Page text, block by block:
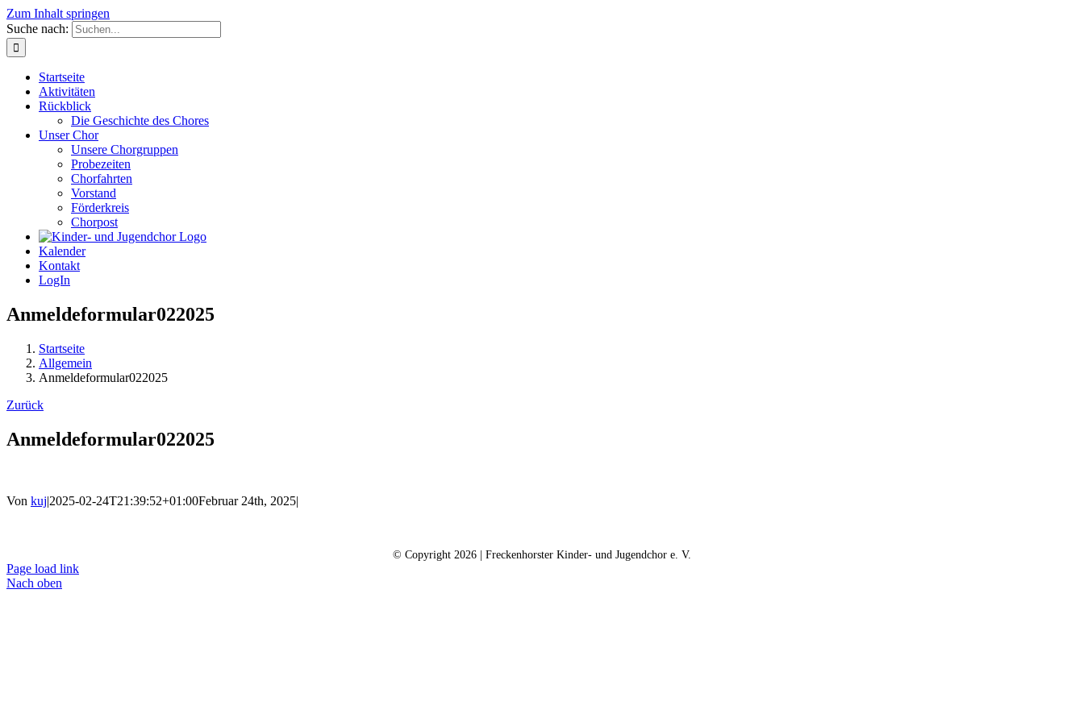
Zum Inhalt springen
Suche nach:
Startseite
Aktivitäten
Rückblick
Die Geschichte des Chores
Unser Chor
Unsere Chorgruppen
Probezeiten
Chorfahrten
Vorstand
Förderkreis
Chorpost
Kalender
Kontakt
LogIn
Anmeldeformular022025
Startseite
Allgemein
Anmeldeformular022025
Zurück
Anmeldeformular022025
Von kuj|2025-02-24T21:39:52+01:00Februar 24th, 2025|
© Copyright 2026 | Freckenhorster Kinder- und Jugendchor e. V.
Page load link
Nach oben